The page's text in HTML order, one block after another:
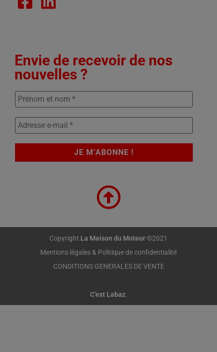
Envie de recevoir de nos
nouvelles ?
Copyright La Maison du Moteur©2021
Mentions légales & Politique de confidentialité
CONDITIONS GENERALES DE VENTE
C’est Labaz.